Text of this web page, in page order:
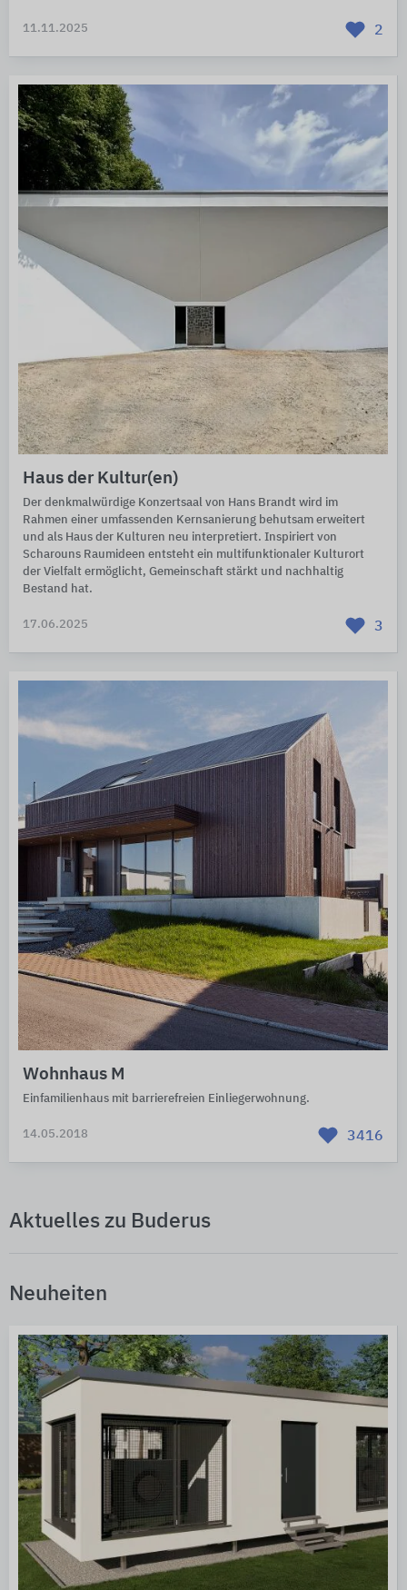
11.11.2025 2
Haus der Kultur(en)
Der denkmalwürdige Konzertsaal von Hans Brandt wird im
Rahmen einer umfassenden Kernsanierung behutsam erweitert
und als Haus der Kulturen neu interpretiert. Inspiriert von
Scharouns Raumideen entsteht ein multifunktionaler Kulturort
der Vielfalt ermöglicht, Gemeinschaft stärkt und nachhaltig
Bestand hat.
17.06.2025 3
Wohnhaus M
Einfamilienhaus mit barrierefreien Einliegerwohnung.
14.05.2018 3416
Aktuelles zu Buderus
Neuheiten